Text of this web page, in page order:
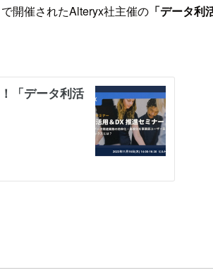
開催されたAlteryx社主催の 「データ利